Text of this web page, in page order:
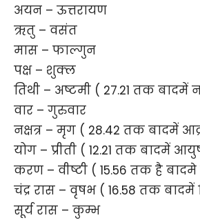
अयन – ऊत्तरायण
ऋतु – वसंत
मास – फाल्गुन
पक्ष – शुक्ल
तिथी – अष्टमी ( 27.21 तक बादमें
वार – गुरुवार
नक्षत्र – मृग ( 28.42 तक बादमें
योग – प्रीती ( 12.21 तक बादमें
करण – वीष्टी ( 15.56 तक है
चंद्र रास – वृषभ ( 16.58 तक
सूर्य रास – कुम्भ